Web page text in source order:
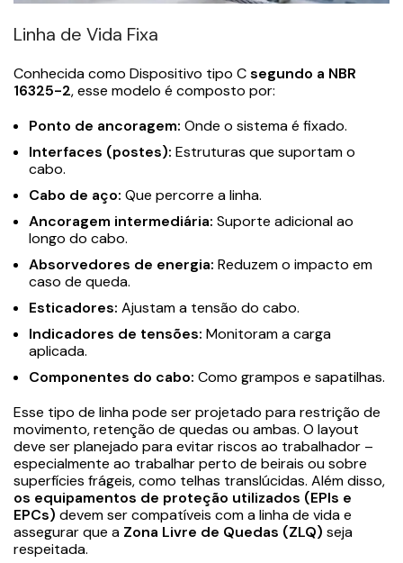
Linha de Vida Fixa
Conhecida como Dispositivo tipo Csegundo a NBR
16325-2, esse modelo é composto por:
Ponto de ancoragem: Onde o sistema é fixado.
Interfaces (postes): Estruturas que suportam o
cabo.
Cabo de aço: Que percorre a linha.
Ancoragem intermediária: Suporte adicional ao
longo do cabo.
Absorvedores de energia: Reduzem o impacto em
caso de queda.
Esticadores: Ajustam a tensão do cabo.
Indicadores de tensões: Monitoram a carga
aplicada.
Componentes do cabo: Como grampos e sapatilhas.
Esse tipo de linha pode ser projetado para restrição de
movimento, retenção de quedas ou ambas. O layout
deve ser planejado para evitar riscos ao trabalhador –
especialmente ao trabalhar perto de beirais ou sobre
superfícies frágeis, como telhas translúcidas. Além disso,
os equipamentos de proteção utilizados (EPIs e
EPCs) devem ser compatíveis com a linha de vida e
assegurar que a Zona Livre de Quedas (ZLQ) seja
respeitada.